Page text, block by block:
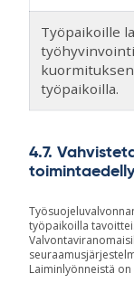
Työpaikoille
työpaikoilla.
4.7.
työpaikoilla
Laiminlyönneistä